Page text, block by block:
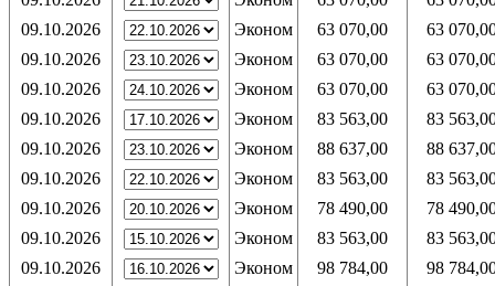
09.10.2026
Эконом 63 070,00
63
09.10.2026
Эконом 63 070,00
63
09.10.2026
Эконом 63 070,00
63
09.10.2026
Эконом 83 563,00
83
09.10.2026
Эконом 88 637,00
88
09.10.2026
Эконом 83 563,00
83
09.10.2026
Эконом 78 490,00
78
09.10.2026
Эконом 83 563,00
83
09.10.2026
Эконом 98 784,00
98